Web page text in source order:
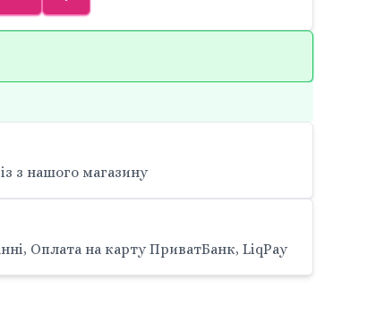
з нашого магазину
Оплата на карту ПриватБанк, LiqPay